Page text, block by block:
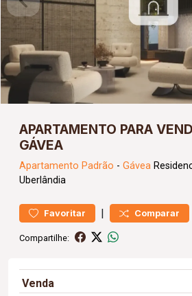
APARTAMENTO PARA
GÁVEA
Apartamento Padrão - Gávea
Uberlândia
Favoritar | Comparar
Compartilhe:
Venda